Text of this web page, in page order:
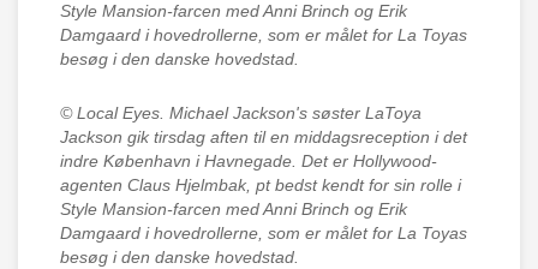
Style Mansion-farcen med Anni Brinch og Erik
Damgaard i hovedrollerne, som er målet for La Toyas
besøg i den danske hovedstad.
© Local Eyes. Michael Jackson's søster LaToya
Jackson gik tirsdag aften til en middagsreception i det
indre København i Havnegade. Det er Hollywood-
agenten Claus Hjelmbak, pt bedst kendt for sin rolle i
Style Mansion-farcen med Anni Brinch og Erik
Damgaard i hovedrollerne, som er målet for La Toyas
besøg i den danske hovedstad.